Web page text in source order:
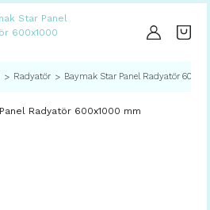
Radyatör Baymak Star Panel Radyatör